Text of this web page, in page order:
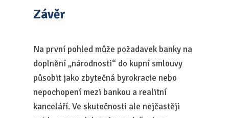
Závěr
Na první pohled může požadavek banky na
doplnění „národnosti“ do kupní smlouvy
působit jako zbytečná byrokracie nebo
nepochopení mezi bankou a realitní
kanceláří. Ve skutečnosti ale nejčastěji